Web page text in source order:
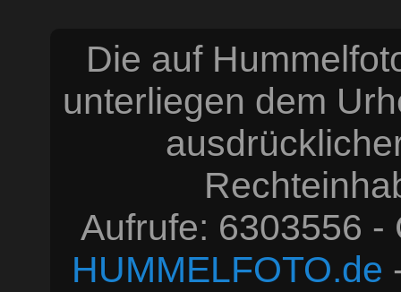
Die auf
unterliegen dem
Aufrufe: 6303556
HUMMELFOTO.de